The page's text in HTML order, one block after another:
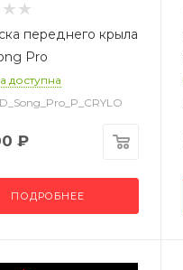
переднего крыла
Pro
доступна
₽
ПОДРОБНЕЕ